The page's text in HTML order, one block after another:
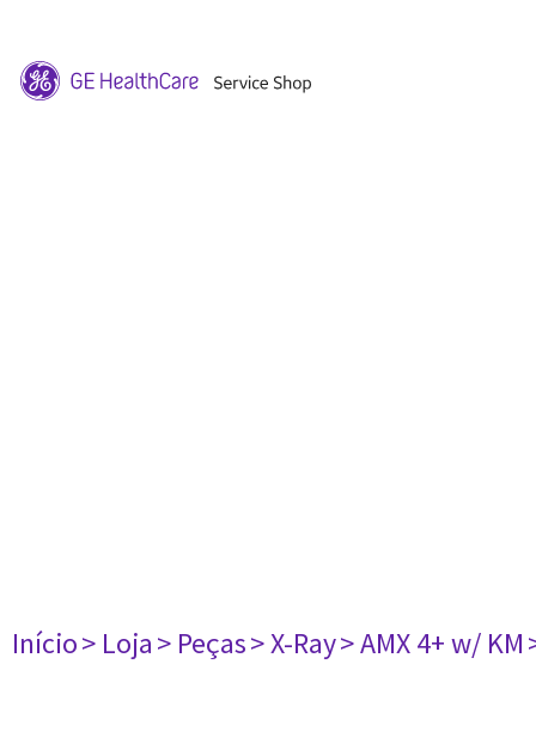
Início> Loja> Peças> X-Ray> AMX 4+ w/ KM